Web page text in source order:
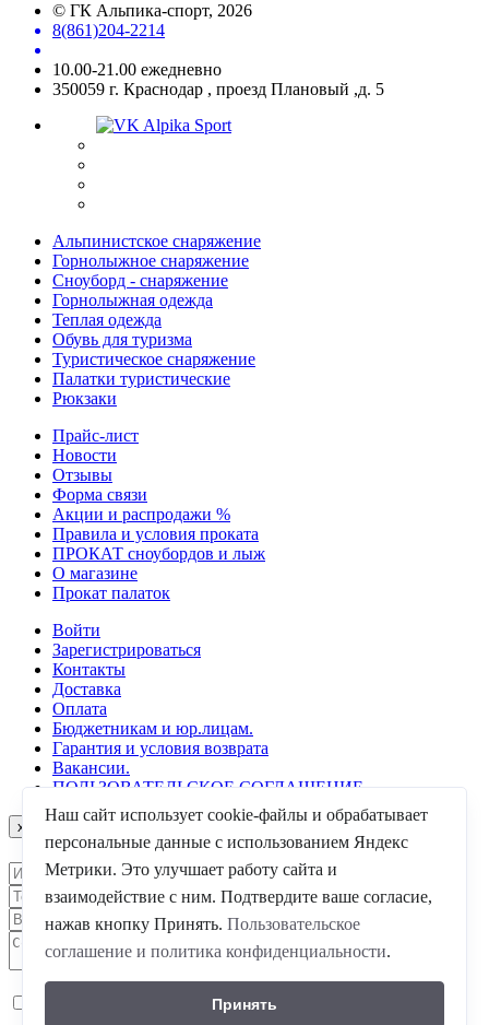
© ГК Альпика-спорт, 2026
8(861)204-2214
10.00-21.00 ежедневно
350059 г. Краснодар , проезд Плановый ,д. 5
Альпинистское снаряжение
Горнолыжное снаряжение
Сноуборд - снаряжение
Горнолыжная одежда
Теплая одежда
Обувь для туризма
Туристическое снаряжение
Палатки туристические
Рюкзаки
Прайс-лист
Новости
Отзывы
Форма связи
Акции и распродажи %
Правила и условия проката
ПРОКАТ сноубордов и лыж
О магазине
Прокат палаток
Войти
Зарегистрироваться
Контакты
Доставка
Оплата
Бюджетникам и юр.лицам.
Гарантия и условия возврата
Вакансии.
ПОЛЬЗОВАТЕЛЬСКОЕ СОГЛАШЕНИЕ
x
на обработку моих персональных данных
Наш сайт использует cookie-файлы и обрабатывает
персональные данные с использованием Яндекс
Метрики. Это улучшает работу сайта и
взаимодействие с ним. Подтвердите ваше согласие,
нажав кнопку Принять. Пользовательское
соглашение и политика конфиденциальности.
Принять